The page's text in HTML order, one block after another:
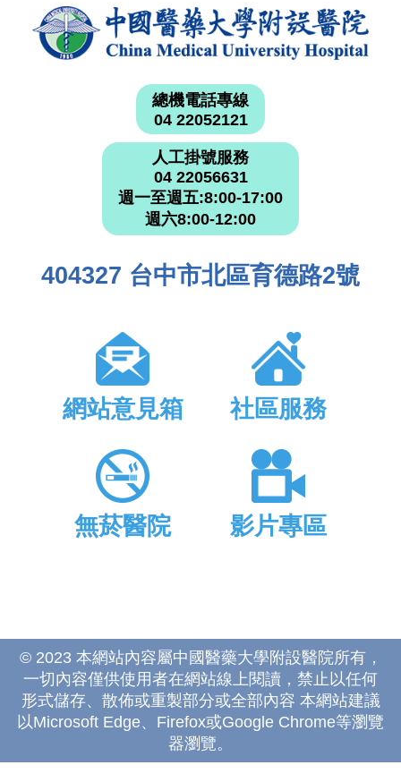
總機電話專線
04 22052121
人工掛號服務
04 22056631
週一至週五:8:00-17:00
週六8:00-12:00
404327 台中市北區育德路2號
網站意見箱 社區服務
無菸醫院 影片專區
© 2023 本網站內容屬中國醫藥大學附設醫院所有，
一切內容僅供使用者在網站線上閱讀，禁止以任何
形式儲存、散佈或重製部分或全部內容 本網站建議
以Microsoft Edge、Firefox或Google Chrome等瀏覽
器瀏覽。